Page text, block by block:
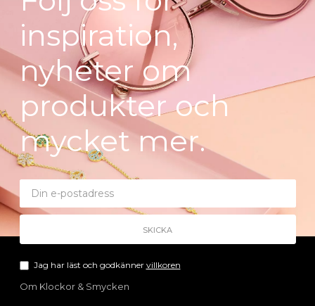
inspiration,
nyheter om
produkter och
mycket mer.
Jag har läst och godkänner villkoren
Om Klockor & Smycken